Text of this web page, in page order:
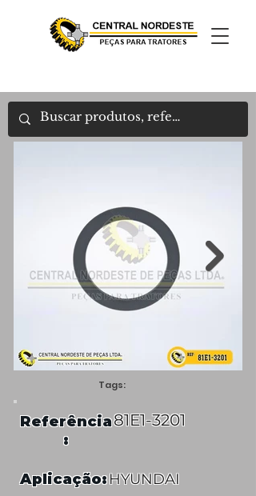
Tags:
Referência
:
81E1-3201
Aplicação:HYUNDAI